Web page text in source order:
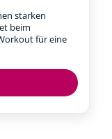
starken
beim
für eine